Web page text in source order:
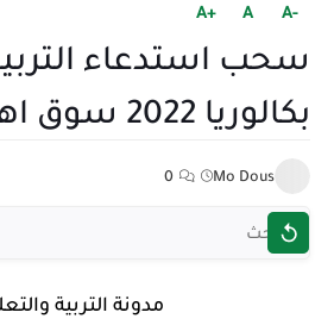
+A A -A
سحب استدعاء
بكالوريا 2022 سوق اهراس
Mo Dous
0
مدونة التربية